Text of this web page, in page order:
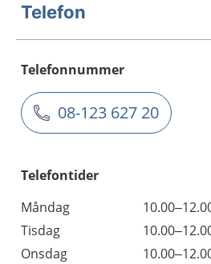
Telefon
Telefonnummer
08-123 627 20
Telefontider
Måndag
Tisdag
Onsdag